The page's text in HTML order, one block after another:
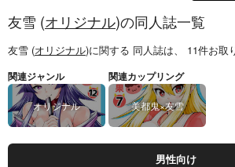
友雪 (オリジナル)の同人誌一覧
友雪 (オリジナル)に関する 同人誌は、 11件お取
関連ジャンル
オリジナル
関連カップリング
美都鬼×友雪
男性向け